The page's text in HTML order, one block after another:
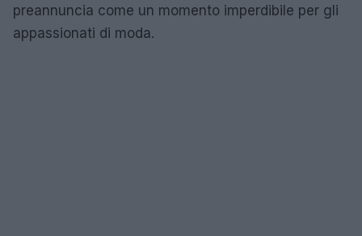
preannuncia come un momento imperdibile per gli
appassionati di moda.